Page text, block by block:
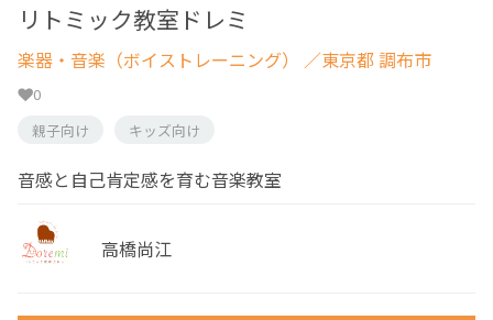
リトミック教室ドレミ
楽器・音楽（ボイストレーニング） ／東京都 調布市
0
親子向け
キッズ向け
音感と自己肯定感を育む音楽教室
高橋尚江